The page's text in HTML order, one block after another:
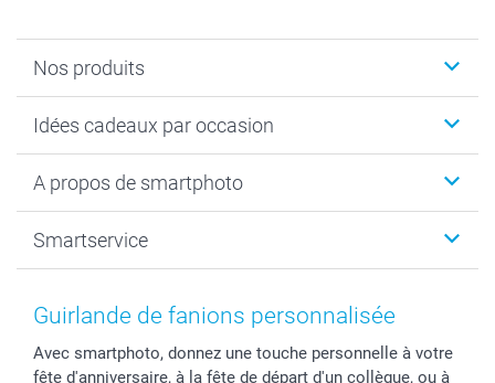
Nos produits
Calendrier photo & Agenda photo
Tirage photo & agrandissement
Faire-part & Cartes
Coques smartphone
Cadres photo & accessoires déco
Idées cadeaux par occasion
Anniversaire
Naissance & baptême
Fête des Mères
Communion
A propos de smartphoto
Plan du site
Droit de rétraction
Vie privée
Smartservice
Aide
smartfriends
Guirlande de fanions personnalisée
Avec smartphoto, donnez une touche personnelle à votre
fête d'anniversaire, à la fête de départ d'un collègue, ou à